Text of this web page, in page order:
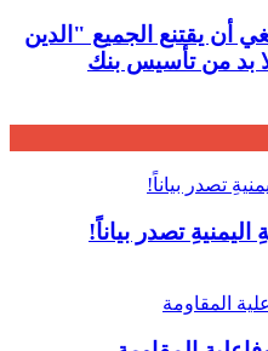
أن يقتنع الجميع "الدين
بد من تأسيس بنك
تصدر بياناً!